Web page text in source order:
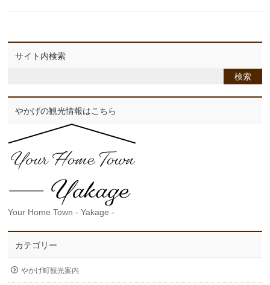
サイト内検索
やかげの観光情報はこちら
Your Home Town - Yakage -
カテゴリー
やかげ町観光案内